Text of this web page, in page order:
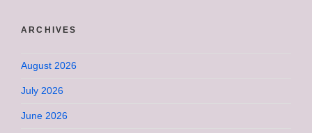
ARCHIVES
August 2026
July 2026
June 2026